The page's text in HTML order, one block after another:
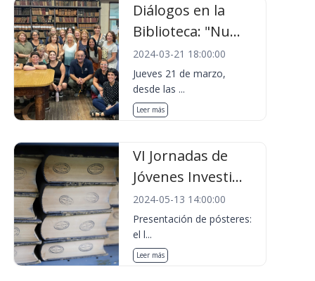
Diálogos en la
Biblioteca: "Nu...
2024-03-21 18:00:00
Jueves 21 de marzo,
desde las ...
Leer más
VI Jornadas de
Jóvenes Investi...
2024-05-13 14:00:00
Presentación de pósteres:
el l...
Leer más